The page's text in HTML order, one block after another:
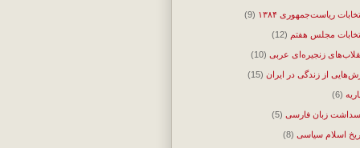
ریاست‌جمهوری ۱۳۸۴ (9)
مجلس هفتم (12)
زنجیره‌ای عربی (10)
از زندگی در ایران (15)
(6)
زبان فارسی (5)
اسلام سیاسی (8)